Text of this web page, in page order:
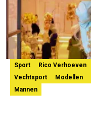
Sport Rico Verhoeven
Vechtsport
Modellen
Mannen